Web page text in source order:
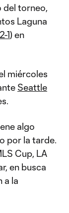
del torneo,
Laguna
2-1) en
miércoles
Seattle
algo
por la tarde.
Cup, LA
en busca
a la